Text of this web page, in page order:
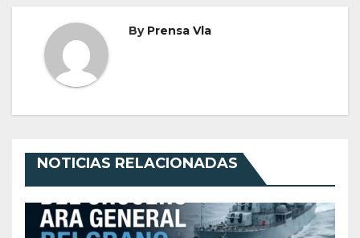
By Prensa Vla
NOTICIAS RELACIONADAS